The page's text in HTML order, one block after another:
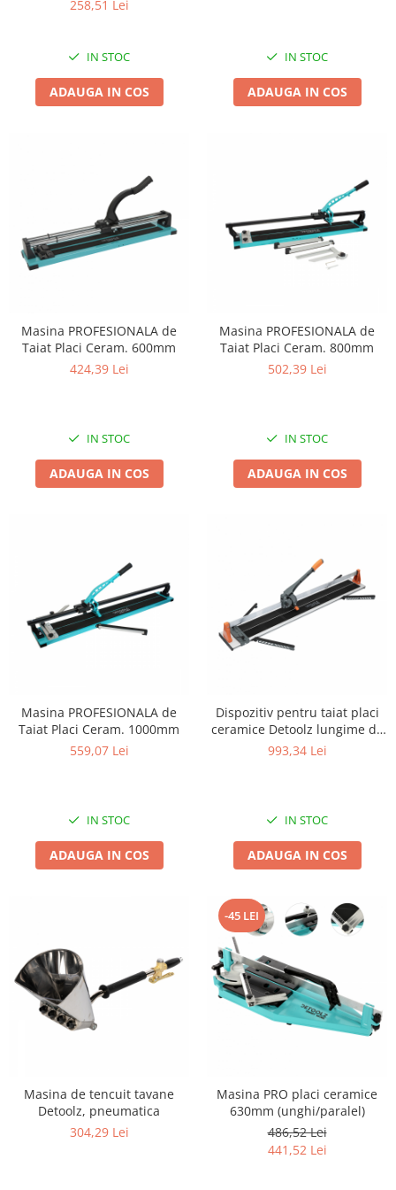
Kit-uri Supravietuire si Accesorii
Curatenie si menaj
Accesorii ingrijire casa
Accesorii maturi, mopuri si galeti
Cutii depozitare diverse
Cutii depozitare medicamente
Cutii pentru chei
Dulapuri si rafturi de depozitare
Maturi, mopuri si galeti
Perii de curatare
Perii si aparate scame
Stergatoare geam
Bucatarie si electrocasnice
Masini de carnati si accesorii
Autocolant de bucatarie
Blendere
Ceaune
Dozatoare
Friteuze
Genti Termoizolante Mancare
Masini tocat carne electrice
Oale si Cratite
Pahare / Sticle cu Pai / Cani termos
Storcatoare
Tavi copt
Tigai
Ustensile de bucatarie
Anvelope auto
Chingi
Clesti auto
258,51 Lei
IN STOC
ADAUGA IN COS
IN STOC
ADAUGA IN COS
Masina PROFESIONALA de
Taiat Placi Ceram. 600mm
424,39 Lei
IN STOC
ADAUGA IN COS
Masina PROFESIONALA de
Taiat Placi Ceram. 800mm
502,39 Lei
IN STOC
ADAUGA IN COS
Masina PROFESIONALA de
Taiat Placi Ceram. 1000mm
559,07 Lei
IN STOC
ADAUGA IN COS
Dispozitiv pentru taiat placi
ceramice Detoolz lungime de
lucru 1200mm
993,34 Lei
IN STOC
ADAUGA IN COS
Masina de tencuit tavane
Detoolz, pneumatica
304,29 Lei
-45 LEI
Masina PRO placi ceramice
630mm (unghi/paralel)
486,52 Lei
441,52 Lei